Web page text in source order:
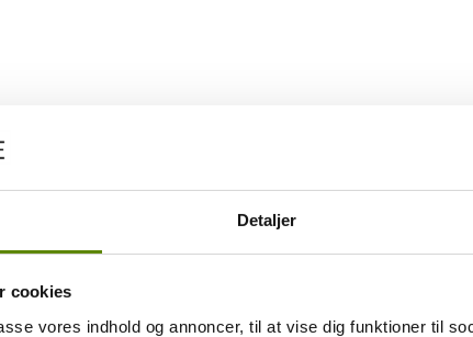
Detaljer
cookies
vores indhold og annoncer, til at vise dig funktioner til
hos